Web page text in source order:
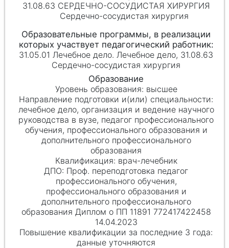
31.08.63 СЕРДЕЧНО-СОСУДИСТАЯ ХИРУРГИЯ
Сердечно-сосудистая хирургия
31.05.01 Лечебное дело. Лечебное дело, 31.08.63
Сердечно-сосудистая хирургия
высшее
лечебное дело, организация и ведение научного
руководства в вузе, педагог профессионального
обучения, профессионального образования и
дополнительного профессионального
образования
врач-лечебник
Проф. переподготовка педагог
профессионального обучения,
профессионального образования и
дополнительного профессионального
образования Диплом о ПП 11891 772417422458
14.04.2023
данные уточняются